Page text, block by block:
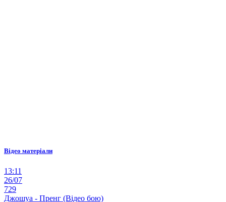
Відео матеріали
13:11
26/07
729
Джошуа - Пренг (Відео бою)